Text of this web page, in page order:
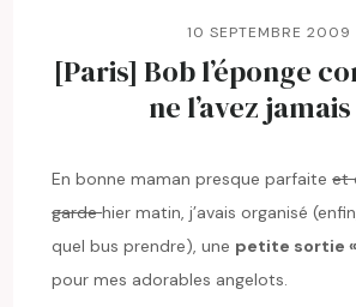
10 SEPTEMBRE 2009
[Paris] Bob l’éponge
ne l’avez
En bonne maman presque parfaiteet
gardehier matin, j’avais organisé
quel bus prendre), une petite sortie
pour mes adorables angelots.